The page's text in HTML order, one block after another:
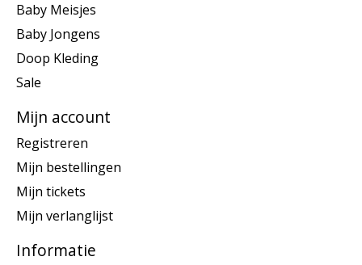
Baby Meisjes
Baby Jongens
Doop Kleding
Sale
Mijn account
Registreren
Mijn bestellingen
Mijn tickets
Mijn verlanglijst
Informatie